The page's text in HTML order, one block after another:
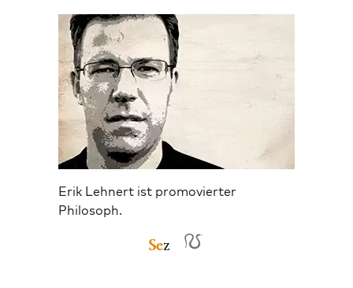
Erik Lehnert ist promovierter
Philosoph.